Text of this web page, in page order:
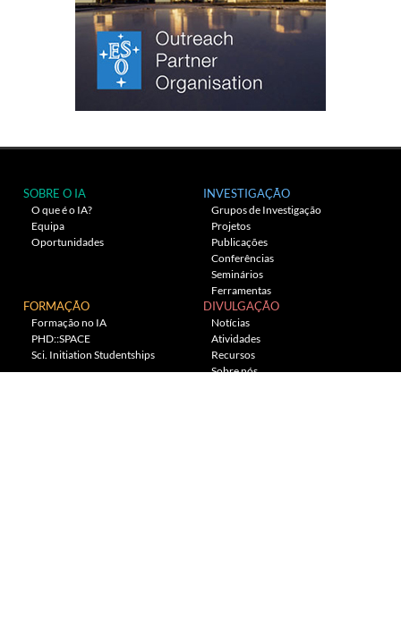
SOBRE O IA
O que é o IA?
Equipa
Oportunidades
INVESTIGAÇÃO
Grupos de Investigação
Projetos
Publicações
Conferências
Seminários
Ferramentas
FORMAÇÃO
Formação no IA
PHD::SPACE
Sci. Initiation Studentships
DIVULGAÇÃO
Notícias
Atividades
Recursos
Sobre nós